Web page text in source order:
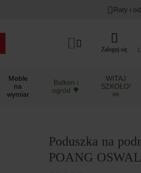
Raty i
Zaloguj się
Meble
na
wymiar
Balkon i
ogród 🌳
WITAJ
SZKOŁO!
✏️
Poduszka na
POANG